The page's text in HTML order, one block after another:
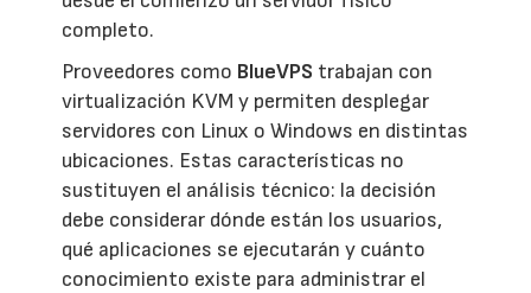
completo.
Proveedores como BlueVPS trabajan con
virtualización KVM y permiten desplegar
servidores con Linux o Windows en distintas
ubicaciones. Estas características no
sustituyen el análisis técnico: la decisión
debe considerar dónde están los usuarios,
qué aplicaciones se ejecutarán y cuánto
conocimiento existe para administrar el